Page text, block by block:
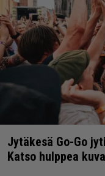
Jytäkesä Go-Go
Katso hulppea